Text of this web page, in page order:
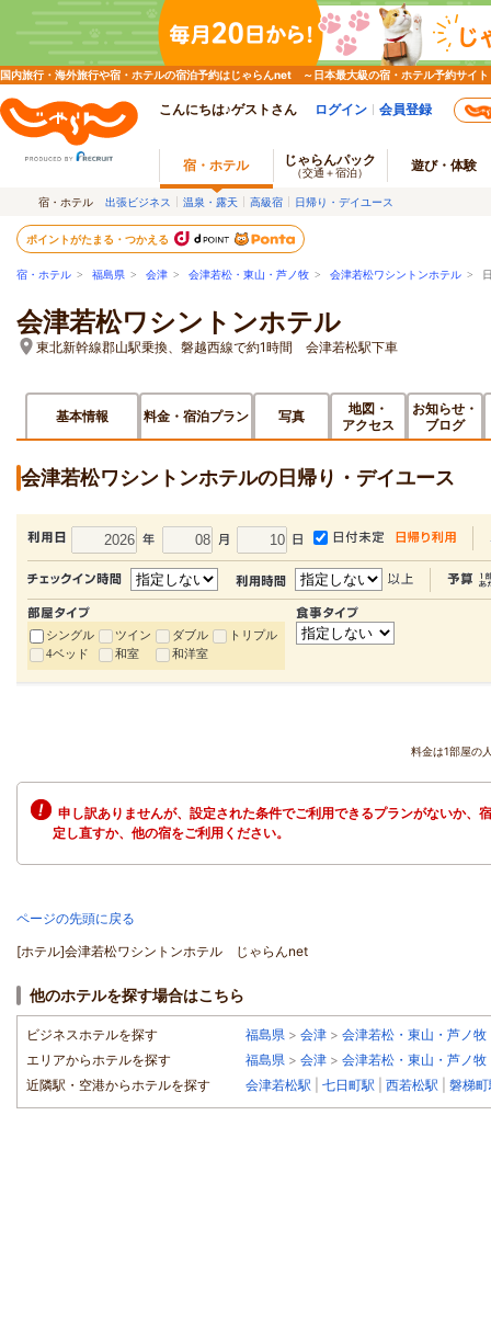
国内旅行・海外旅行や宿・ホテルの宿泊予約はじゃらんnet ～日本最大級の宿・ホテル予約サイト
こんにちは♪ゲストさん ログイン 会員登録
宿・ホテル じゃらんパック
（交通＋宿泊） 遊び・体験
宿・ホテル 出張ビジネス 温泉・露天 高級宿 日帰り・デイユース
ポイントがたまる・つかえる
宿・ホテル > 福島県 > 会津 > 会津若松・東山・芦ノ牧 > 会津若松ワシントンホテル > 日
会津若松ワシントンホテル
東北新幹線郡山駅乗換、磐越西線で約1時間 会津若松駅下車
基本情報 料金・宿泊プラン 写真
地図・
アクセス
お知らせ・
ブログ
会津若松ワシントンホテルの日帰り・デイユース
シングル ツイン ダブル
トリプル
4ベッド
和室 和洋室
料金は1部屋の
申し訳ありませんが、設定された条件でご利用できるプランがないか、
定し直すか、他の宿をご利用ください。
ページの先頭に戻る
[ホテル]会津若松ワシントンホテル じゃらんnet
他のホテルを探す場合はこちら
ビジネスホテルを探す 福島県 > 会津 > 会津若松・東山・芦ノ牧
エリアからホテルを探す
福島県 > 会津 > 会津若松・東山・芦ノ牧
近隣駅・空港からホテルを探す
会津若松駅 七日町駅 西若松駅 磐梯